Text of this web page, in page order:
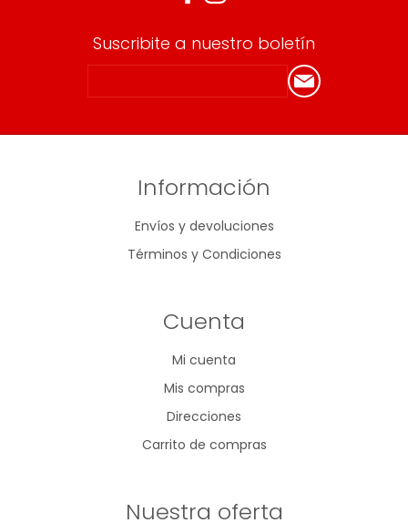
Suscribite a nuestro boletín
Información
Envíos y devoluciones
Términos y Condiciones
Cuenta
Mi cuenta
Mis compras
Direcciones
Carrito de compras
Nuestra oferta